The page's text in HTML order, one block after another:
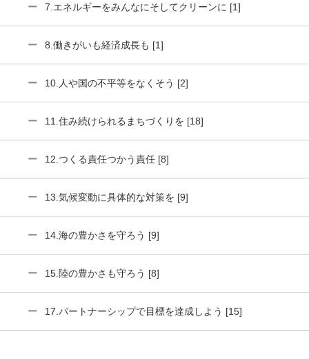
7.エネルギーをみんなにそしてクリーンに [1]
8.働きがいも経済成長も [1]
10.人や国の不平等をなくそう [2]
11.住み続けられるまちづくりを [18]
12.つくる責任つかう責任 [8]
13.気候変動に具体的な対策を [9]
14.海の豊かさを守ろう [9]
15.陸の豊かさも守ろう [8]
17.パートナーシップで目標を達成しよう [15]